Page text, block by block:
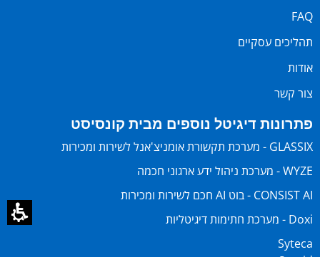
FAQ
תהליכים עסקיים
אודות
צור קשר
פתרונות דיגיטל נוספים מבית קונסיסט
GLASSIX - מערכת תקשורת אומניצ'אנל לשירות ומכירות
WYZE - מערכת ניהול ידע ארגוני חכמה
CONSIST AI - בוט AI חכם לשירות ומכירות
Doxi - מערכת חתימות דיגיטליות
Syteca